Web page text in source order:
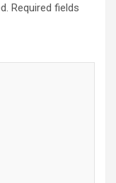
Required fields